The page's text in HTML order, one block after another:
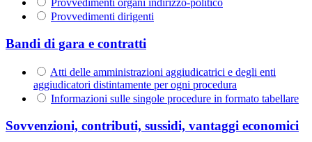
Provvedimenti organi indirizzo-politico
Provvedimenti dirigenti
Bandi di gara e contratti
Atti delle amministrazioni aggiudicatrici e degli enti
aggiudicatori distintamente per ogni procedura
Informazioni sulle singole procedure in formato tabellare
Sovvenzioni, contributi, sussidi, vantaggi economici